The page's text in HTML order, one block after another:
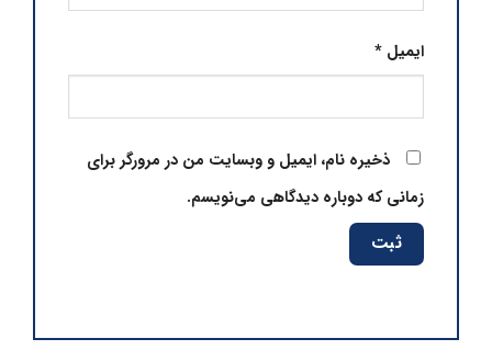
ایمیل*
ذخیره نام، ایمیل و وبسایت من در مرورگر برای
زمانی که دوباره دیدگاهی می‌نویسم.